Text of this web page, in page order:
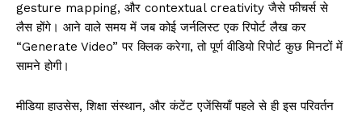
gesture mapping, और contextual creativity जैसे फीचर्स से
लैस होंगे। आने वाले समय में जब कोई जर्नलिस्ट एक रिपोर्ट लैख कर
“Generate Video” पर क्लिक करेगा, तो पूर्ण वीडियो रिपोर्ट कुछ मिनटों में
सामने होगी।
मीडिया हाउसेस, शिक्षा संस्थान, और कंटेंट एजेंसियाँ पहले से ही इस परिवर्तन